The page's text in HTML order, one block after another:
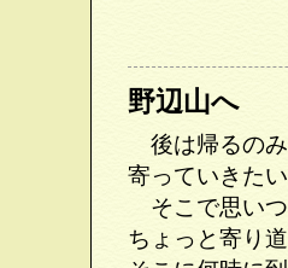
野辺山へ
後は帰るのみ
寄っていきた
そこで思いつ
ちょっと寄り